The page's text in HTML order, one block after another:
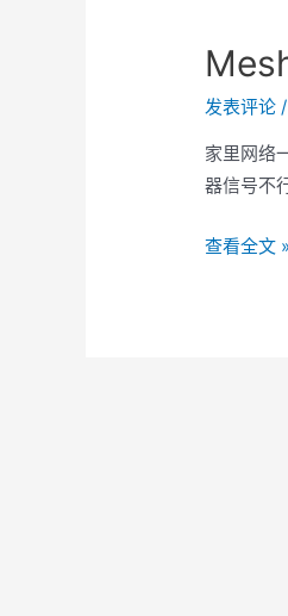
发表评论
家里网络
器信号不
Mesh
查看全文 »